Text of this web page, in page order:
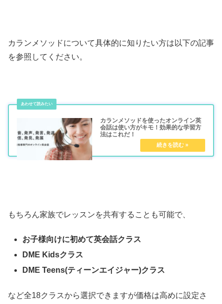
カランメソッドについて具体的に知りたい方は以下の記事
を参照してください。
カランメソッドを使ったオンライン英
会話は使い方がキモ！効果的な学習方
法はこれだ！
もちろん家族でレッスンを共有することも可能で、
お子様向けに初めて英会話クラス
DME Kidsクラス
DME Teens(ティーンエイジャー)クラス
など全18クラスから選択できますが価格は高めに設定さ